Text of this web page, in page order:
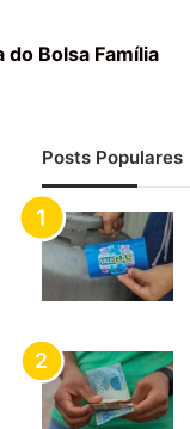
do Bolsa Família
Posts Populares